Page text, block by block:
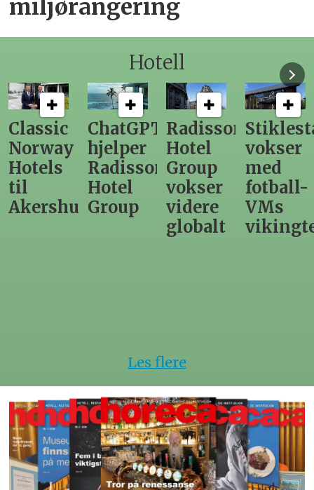
miljørangering
Hotell
ChatGPT
hjelper
Radisson
Hotel
Group
Radisson
Hotel
Group
vokser
videre
Stiklestad
vokser
med
fotball-
VMs
vikingtematikk
Fra
direktør
til
nytt
Les flere